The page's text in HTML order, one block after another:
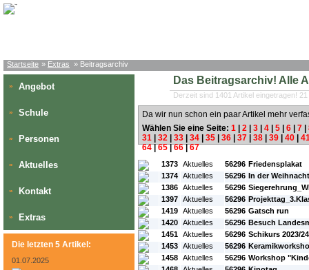
Startseite » Extras » Beitragsarchiv
» Angebot
» Schule
» Personen
» Aktuelles
» Kontakt
» Extras
Die letzten 5 Artikel:
01.07.2025
Das Beitragsarchiv! Alle
Derzeit sind 1401 Artikel eingetragen!
Da wir nun schon ein paar Artikel mehr
Wählen Sie eine Seite: 1 2 3 4 5 6 7
31
32 33 34 35 36 37 38 39 40
64|65|66|67
#L: #ID: #Rubrik:
1373 Aktuelles 56296 Friedensplakat
1374 Aktuelles 56296 In der
1386 Aktuelles 56296
1397 Aktuelles 56296
1419 Aktuelles 56296 Gatsch run
1420 Aktuelles 56296 Besuch
1451 Aktuelles 56296 Schikurs 2023/24
1453 Aktuelles 56296
1458 Aktuelles 56296 Workshop